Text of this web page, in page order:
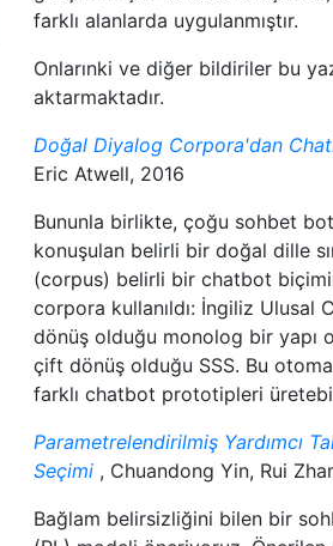
farklı alanlarda uygulanmıştır.
Onlarınki ve diğer bildiriler bu
aktarmaktadır.
Doğal Diyalog Corpora'dan
Eric Atwell, 2016
Bununla birlikte, çoğu sohbet
konuşulan belirli bir doğal dille
(corpus) belirli bir chatbot
corpora kullanıldı: İngiliz
dönüş olduğu monolog bir yapı
çift dönüş olduğu SSS. Bu
farklı chatbot prototipleri
Parametrelendirilmiş Yardımcı
Seçimi , Chuandong Yin, Rui
Bağlam belirsizliğini bilen bir